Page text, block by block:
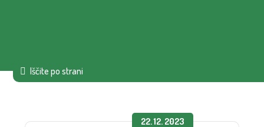
22. 12. 2023